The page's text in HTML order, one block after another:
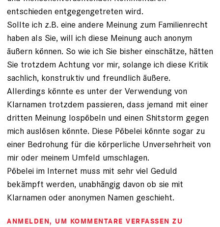
entschieden entgegengetreten wird.
Sollte ich z.B. eine andere Meinung zum Familienrecht
haben als Sie, will ich diese Meinung auch anonym
äußern können. So wie ich Sie bisher einschätze, hätten
Sie trotzdem Achtung vor mir, solange ich diese Kritik
sachlich, konstruktiv und freundlich äußere.
Allerdings könnte es unter der Verwendung von
Klarnamen trotzdem passieren, dass jemand mit einer
dritten Meinung lospöbeln und einen Shitstorm gegen
mich auslösen könnte. Diese Pöbelei könnte sogar zu
einer Bedrohung für die körperliche Unversehrheit von
mir oder meinem Umfeld umschlagen.
Pöbelei im Internet muss mit sehr viel Geduld
bekämpft werden, unabhängig davon ob sie mit
Klarnamen oder anonymen Namen geschieht.
ANMELDEN, UM KOMMENTARE VERFASSEN ZU